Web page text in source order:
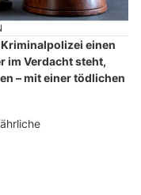
einen
im Verdacht steht,
– mit einer tödlichen